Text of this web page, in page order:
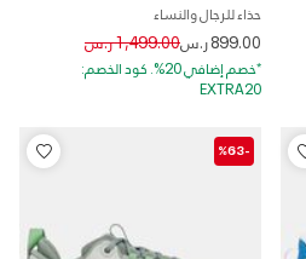
حذاء للرجال والنساء
899.00 ر.س Price reduced from
1,499.00 ر.س to
*خصم إضافي 20%. كود الخصم:
EXTRA20
-%63